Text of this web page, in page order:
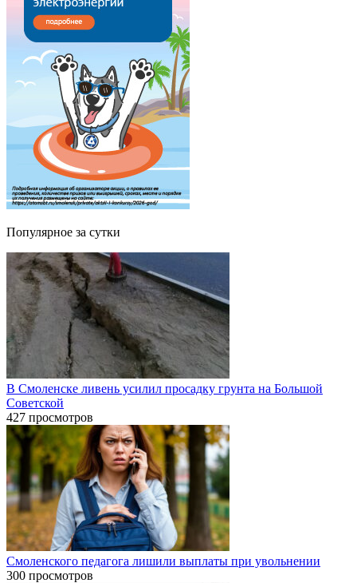
Популярное за сутки
В Смоленске ливень усилил просадку грунта на Большой
Советской
427 просмотров
Смоленского педагога лишили выплаты при увольнении
300 просмотров